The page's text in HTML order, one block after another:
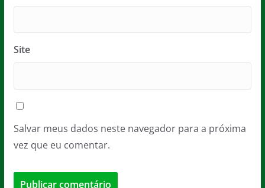
Site
Salvar meus dados neste navegador para a próxima
vez que eu comentar.